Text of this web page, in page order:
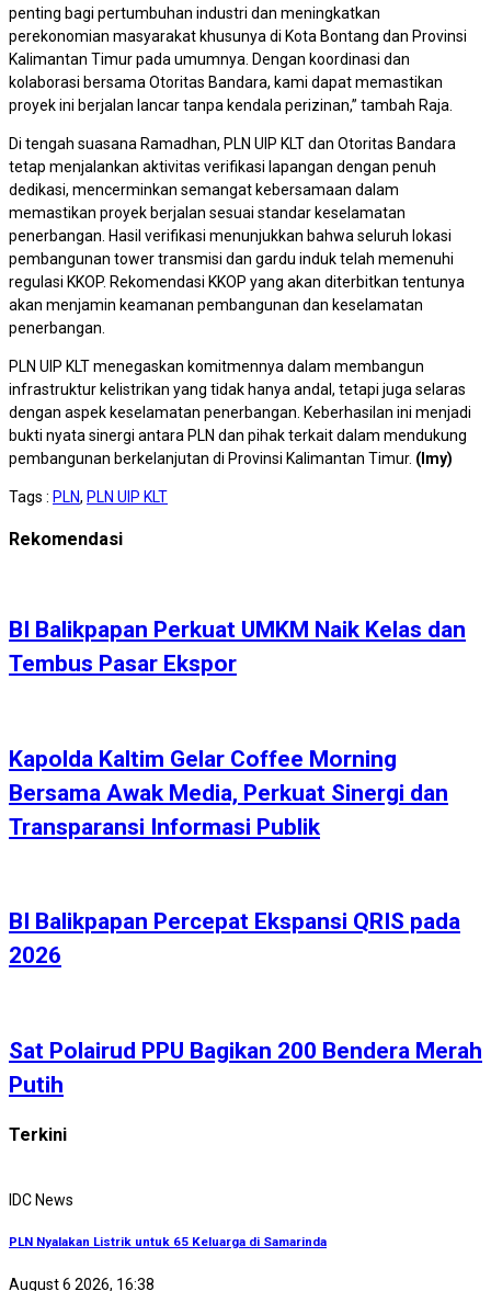
penting bagi pertumbuhan industri dan meningkatkan
perekonomian masyarakat khusunya di Kota Bontang dan Provinsi
Kalimantan Timur pada umumnya. Dengan koordinasi dan
kolaborasi bersama Otoritas Bandara, kami dapat memastikan
proyek ini berjalan lancar tanpa kendala perizinan,” tambah Raja.
Di tengah suasana Ramadhan, PLN UIP KLT dan Otoritas Bandara
tetap menjalankan aktivitas verifikasi lapangan dengan penuh
dedikasi, mencerminkan semangat kebersamaan dalam
memastikan proyek berjalan sesuai standar keselamatan
penerbangan. Hasil verifikasi menunjukkan bahwa seluruh lokasi
pembangunan tower transmisi dan gardu induk telah memenuhi
regulasi KKOP. Rekomendasi KKOP yang akan diterbitkan tentunya
akan menjamin keamanan pembangunan dan keselamatan
penerbangan.
PLN UIP KLT menegaskan komitmennya dalam membangun
infrastruktur kelistrikan yang tidak hanya andal, tetapi juga selaras
dengan aspek keselamatan penerbangan. Keberhasilan ini menjadi
bukti nyata sinergi antara PLN dan pihak terkait dalam mendukung
pembangunan berkelanjutan di Provinsi Kalimantan Timur. (Imy)
Tags : PLN, PLN UIP KLT
Rekomendasi
BI Balikpapan Perkuat UMKM Naik Kelas dan
Tembus Pasar Ekspor
Kapolda Kaltim Gelar Coffee Morning
Bersama Awak Media, Perkuat Sinergi dan
Transparansi Informasi Publik
BI Balikpapan Percepat Ekspansi QRIS pada
2026
Sat Polairud PPU Bagikan 200 Bendera Merah
Putih
Terkini
IDC News
PLN Nyalakan Listrik untuk 65 Keluarga di Samarinda
August 6 2026, 16:38